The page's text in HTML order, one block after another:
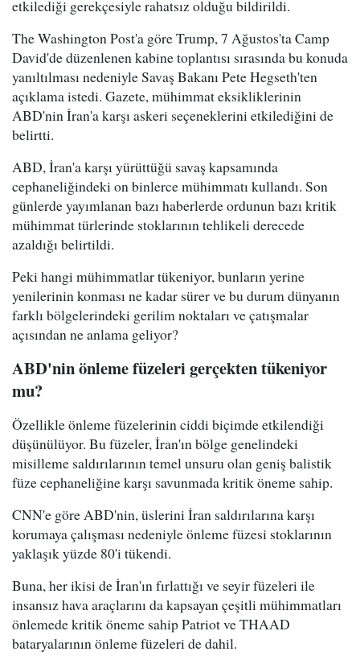
etkilediği gerekçesiyle rahatsız olduğu bildirildi.
The Washington Post'a göre Trump, 7 Ağustos'ta Camp
David'de düzenlenen kabine toplantısı sırasında bu konuda
yanıltılması nedeniyle Savaş Bakanı Pete Hegseth'ten
açıklama istedi. Gazete, mühimmat eksikliklerinin
ABD'nin İran'a karşı askeri seçeneklerini etkilediğini de
belirtti.
ABD, İran'a karşı yürüttüğü savaş kapsamında
cephaneliğindeki on binlerce mühimmatı kullandı. Son
günlerde yayımlanan bazı haberlerde ordunun bazı kritik
mühimmat türlerinde stoklarının tehlikeli derecede
azaldığı belirtildi.
Peki hangi mühimmatlar tükeniyor, bunların yerine
yenilerinin konması ne kadar sürer ve bu durum dünyanın
farklı bölgelerindeki gerilim noktaları ve çatışmalar
açısından ne anlama geliyor?
ABD'nin önleme füzeleri gerçekten tükeniyor
mu?
Özellikle önleme füzelerinin ciddi biçimde etkilendiği
düşünülüyor. Bu füzeler, İran'ın bölge genelindeki
misilleme saldırılarının temel unsuru olan geniş balistik
füze cephaneliğine karşı savunmada kritik öneme sahip.
CNN'e göre ABD'nin, üslerini İran saldırılarına karşı
korumaya çalışması nedeniyle önleme füzesi stoklarının
yaklaşık yüzde 80'i tükendi.
Buna, her ikisi de İran'ın fırlattığı ve seyir füzeleri ile
insansız hava araçlarını da kapsayan çeşitli mühimmatları
önlemede kritik öneme sahip Patriot ve THAAD
bataryalarının önleme füzeleri de dahil.